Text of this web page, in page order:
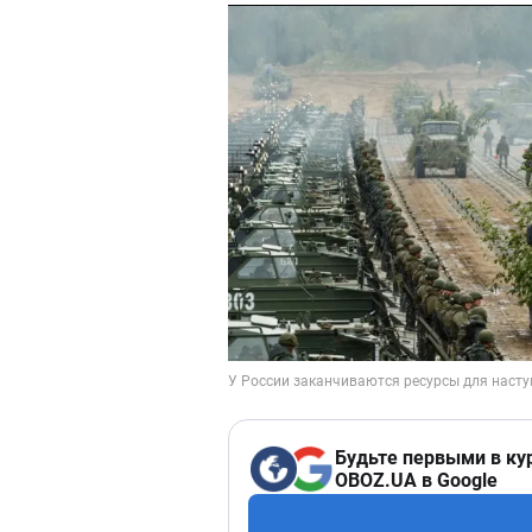
Будьте первыми в
OBOZ.UA в Google